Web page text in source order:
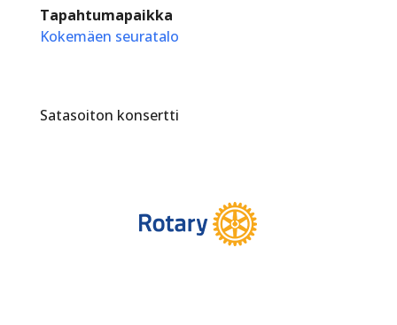
Tapahtumapaikka
Kokemäen seuratalo
Satasoiton konsertti